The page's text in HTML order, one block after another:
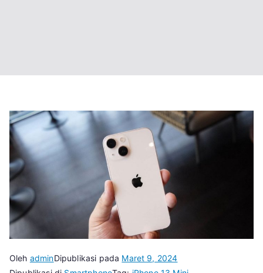
Oleh adminDipublikasi pada Maret 9, 2024